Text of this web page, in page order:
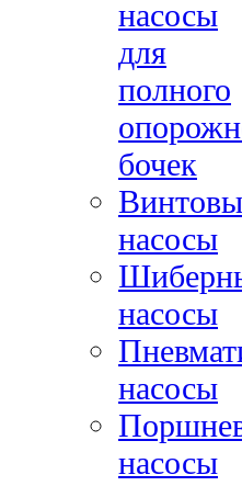
насосы
для
полного
бочек
насосы
насосы
насосы
насосы